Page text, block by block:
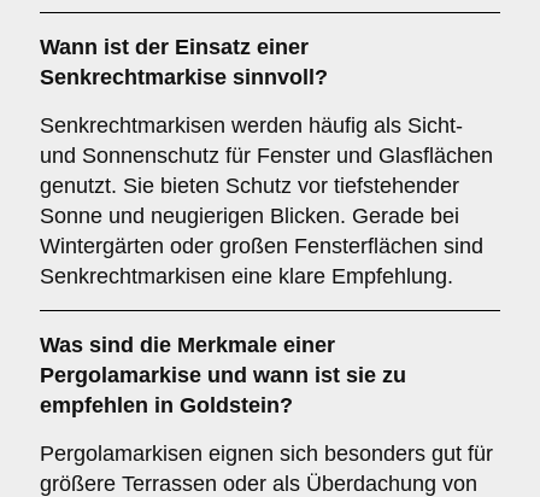
Wann ist der Einsatz einer
Senkrechtmarkise sinnvoll?
Senkrechtmarkisen werden häufig als Sicht-
und Sonnenschutz für Fenster und Glasflächen
genutzt. Sie bieten Schutz vor tiefstehender
Sonne und neugierigen Blicken. Gerade bei
Wintergärten oder großen Fensterflächen sind
Senkrechtmarkisen eine klare Empfehlung.
Was sind die Merkmale einer
Pergolamarkise und wann ist sie zu
empfehlen in Goldstein?
Pergolamarkisen eignen sich besonders gut für
größere Terrassen oder als Überdachung von